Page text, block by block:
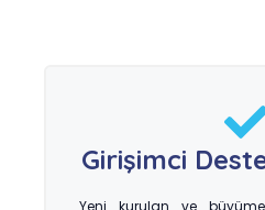
Girişimci
Yeni kurulan ve